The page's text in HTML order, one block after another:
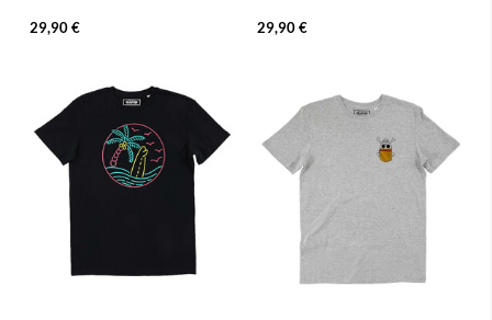
29,90 € 29,90 €